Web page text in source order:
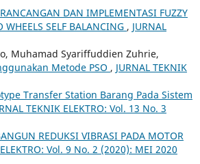
DAN IMPLEMENTASI FUZZY
SELF BALANCING , JURNAL
Muhamad Syariffuddien Zuhrie,
Metode PSO , JURNAL TEKNIK
Transfer Station Barang Pada Sistem
TEKNIK ELEKTRO: Vol. 13 No. 3
REDUKSI VIBRASI PADA MOTOR
Vol. 9 No. 2 (2020): MEI 2020